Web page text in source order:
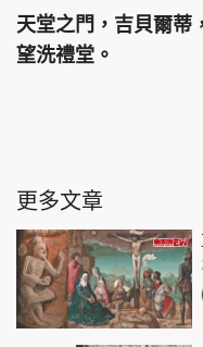
天堂之門，吉貝爾蒂
望洗禮堂。
更多文章